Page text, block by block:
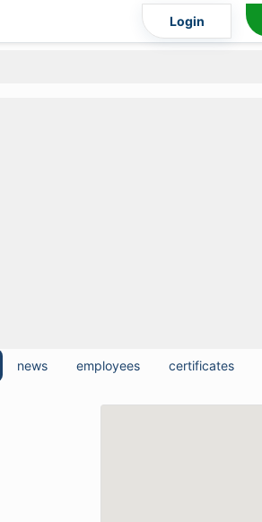
Login
news employees certificates